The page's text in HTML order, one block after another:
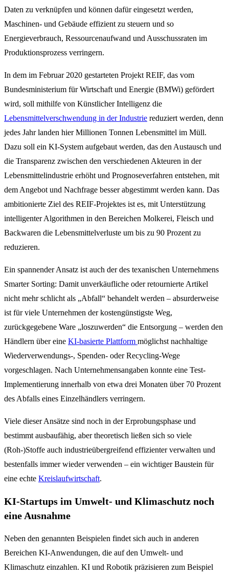
Daten zu verknüpfen und können dafür eingesetzt werden,
Maschinen- und Gebäude effizient zu steuern und so
Energieverbrauch, Ressourcenaufwand und Ausschussraten im
Produktionsprozess verringern.
In dem im Februar 2020 gestarteten Projekt REIF, das vom
Bundesministerium für Wirtschaft und Energie (BMWi) gefördert
wird, soll mithilfe von Künstlicher Intelligenz die
Lebensmittelverschwendung in der Industrie reduziert werden, denn
jedes Jahr landen hier Millionen Tonnen Lebensmittel im Müll.
Dazu soll ein KI-System aufgebaut werden, das den Austausch und
die Transparenz zwischen den verschiedenen Akteuren in der
Lebensmittelindustrie erhöht und Prognoseverfahren entstehen, mit
dem Angebot und Nachfrage besser abgestimmt werden kann. Das
ambitionierte Ziel des REIF-Projektes ist es, mit Unterstützung
intelligenter Algorithmen in den Bereichen Molkerei, Fleisch und
Backwaren die Lebensmittelverluste um bis zu 90 Prozent zu
reduzieren.
Ein spannender Ansatz ist auch der des texanischen Unternehmens
Smarter Sorting: Damit unverkäufliche oder retournierte Artikel
nicht mehr schlicht als „Abfall“ behandelt werden – absurderweise
ist für viele Unternehmen der kostengünstigste Weg,
zurückgegebene Ware „loszuwerden“ die Entsorgung – werden den
Händlern über eine KI-basierte Plattform möglichst nachhaltige
Wiederverwendungs-, Spenden- oder Recycling-Wege
vorgeschlagen. Nach Unternehmensangaben konnte eine Test-
Implementierung innerhalb von etwa drei Monaten über 70 Prozent
des Abfalls eines Einzelhändlers verringern.
Viele dieser Ansätze sind noch in der Erprobungsphase und
bestimmt ausbaufähig, aber theoretisch ließen sich so viele
(Roh-)Stoffe auch industrieübergreifend effizienter verwalten und
bestenfalls immer wieder verwenden – ein wichtiger Baustein für
eine echte Kreislaufwirtschaft.
KI-Startups im Umwelt- und Klimaschutz noch
eine Ausnahme
Neben den genannten Beispielen findet sich auch in anderen
Bereichen KI-Anwendungen, die auf den Umwelt- und
Klimaschutz einzahlen. KI und Robotik präzisieren zum Beispiel